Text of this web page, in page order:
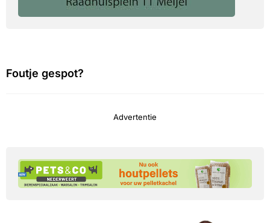
Foutje gespot?
Advertentie